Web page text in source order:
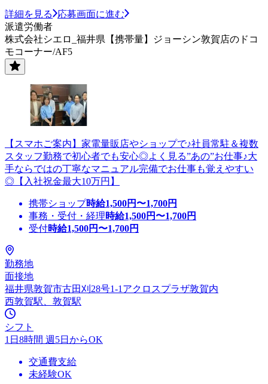
詳細を見る
応募画面に進む
派遣労働者
株式会社シエロ_福井県【携帯量】ジョーシン敦賀店のドコ
モコーナー/AF5
【スマホご案内】家電量販店やショップで♪社員常駐＆複数
スタッフ勤務で初心者でも安心◎よく見る”あの”お仕事♪大
手ならではの丁寧なマニュアル完備でお仕事も覚えやすい
◎【入社祝金最大10万円】
携帯ショップ時給1,500円〜1,700円
事務・受付・経理時給1,500円〜1,700円
受付時給1,500円〜1,700円
勤務地
面接地
福井県敦賀市古田刈28号1-1アクロスプラザ敦賀内
西敦賀駅、敦賀駅
シフト
1日8時間 週5日からOK
交通費支給
未経験OK